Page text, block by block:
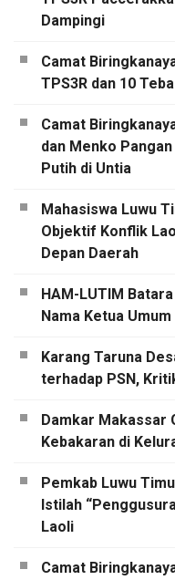
Dampingi
Camat
TPS3R dan 10
Camat
dan Menko
Putih di Untia
Mahasiswa Luwu
Objektif Konflik
Depan Daerah
HAM-LUTIM
Nama Ketua
Karang Taruna
terhadap PSN,
Damkar Makassar
Kebakaran di
Pemkab Luwu
Istilah
Laoli
Camat